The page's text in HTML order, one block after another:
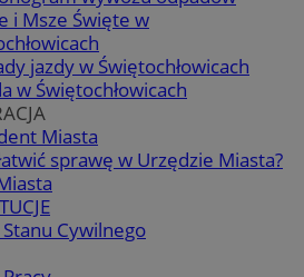
i Msze Święte w
jazdy w Świętochłowicach
w Świętochłowicach
Miasta
sprawę w Urzędzie Miasta?
Cywilnego